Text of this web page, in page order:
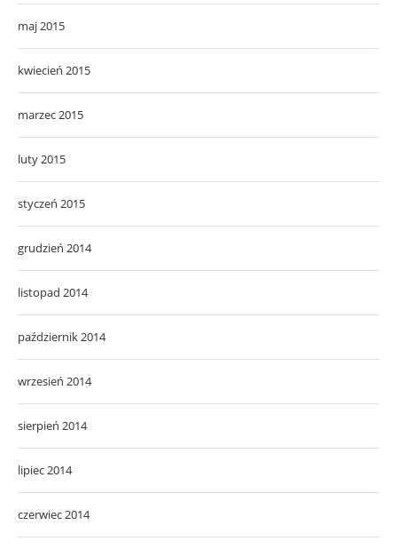
maj 2015
kwiecień 2015
marzec 2015
luty 2015
styczeń 2015
grudzień 2014
listopad 2014
październik 2014
wrzesień 2014
sierpień 2014
lipiec 2014
czerwiec 2014